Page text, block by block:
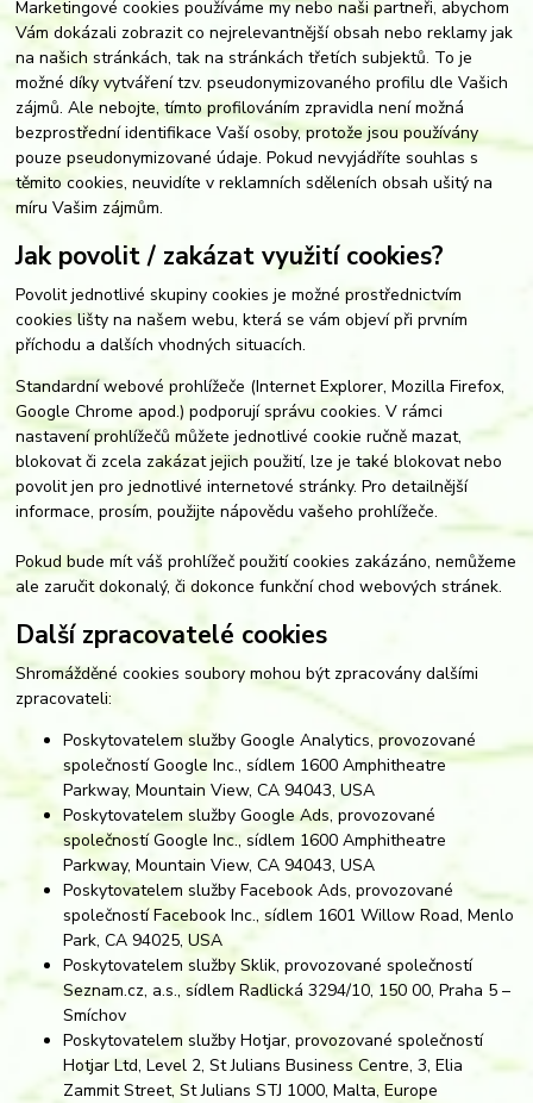
Marketingové cookies používáme my nebo naši partneři, abychom
Vám dokázali zobrazit co nejrelevantnější obsah nebo reklamy jak
na našich stránkách, tak na stránkách třetích subjektů. To je
možné díky vytváření tzv. pseudonymizovaného profilu dle Vašich
zájmů. Ale nebojte, tímto profilováním zpravidla není možná
bezprostřední identifikace Vaší osoby, protože jsou používány
pouze pseudonymizované údaje. Pokud nevyjádříte souhlas s
těmito cookies, neuvidíte v reklamních sděleních obsah ušitý na
míru Vašim zájmům.
Jak povolit / zakázat využití cookies?
Povolit jednotlivé skupiny cookies je možné prostřednictvím
cookies lišty na našem webu, která se vám objeví při prvním
příchodu a dalších vhodných situacích.
Standardní webové prohlížeče (Internet Explorer, Mozilla Firefox,
Google Chrome apod.) podporují správu cookies. V rámci
nastavení prohlížečů můžete jednotlivé cookie ručně mazat,
blokovat či zcela zakázat jejich použití, lze je také blokovat nebo
povolit jen pro jednotlivé internetové stránky. Pro detailnější
informace, prosím, použijte nápovědu vašeho prohlížeče.
Pokud bude mít váš prohlížeč použití cookies zakázáno, nemůžeme
ale zaručit dokonalý, či dokonce funkční chod webových stránek.
Další zpracovatelé cookies
Shromážděné cookies soubory mohou být zpracovány dalšími
zpracovateli:
Poskytovatelem služby Google Analytics, provozované
společností Google Inc., sídlem 1600 Amphitheatre
Parkway, Mountain View, CA 94043, USA
Poskytovatelem služby Google Ads, provozované
společností Google Inc., sídlem 1600 Amphitheatre
Parkway, Mountain View, CA 94043, USA
Poskytovatelem služby Facebook Ads, provozované
společností Facebook Inc., sídlem 1601 Willow Road, Menlo
Park, CA 94025, USA
Poskytovatelem služby Sklik, provozované společností
Seznam.cz, a.s., sídlem Radlická 3294/10, 150 00, Praha 5 –
Smíchov
Poskytovatelem služby Hotjar, provozované společností
Hotjar Ltd, Level 2, St Julians Business Centre, 3, Elia
Zammit Street, St Julians STJ 1000, Malta, Europe